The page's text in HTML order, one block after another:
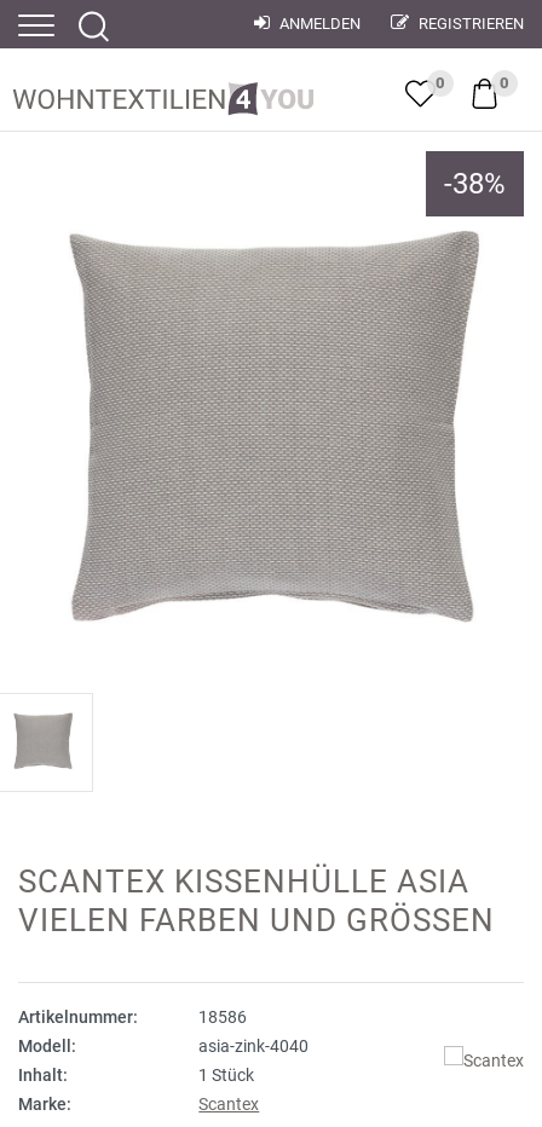
ANMELDEN REGISTRIEREN
0 0
-38%
SCANTEX KISSENHÜLLE ASIA
VIELEN FARBEN UND GRÖSSEN
Artikelnummer:
18586
Modell:
asia-zink-4040
Inhalt:
1 Stück
Marke:
Scantex